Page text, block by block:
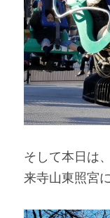
そして本日は
来寺山東照宮